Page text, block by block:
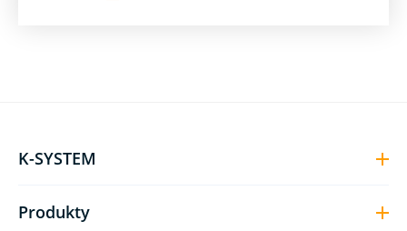
K-SYSTEM
Produkty